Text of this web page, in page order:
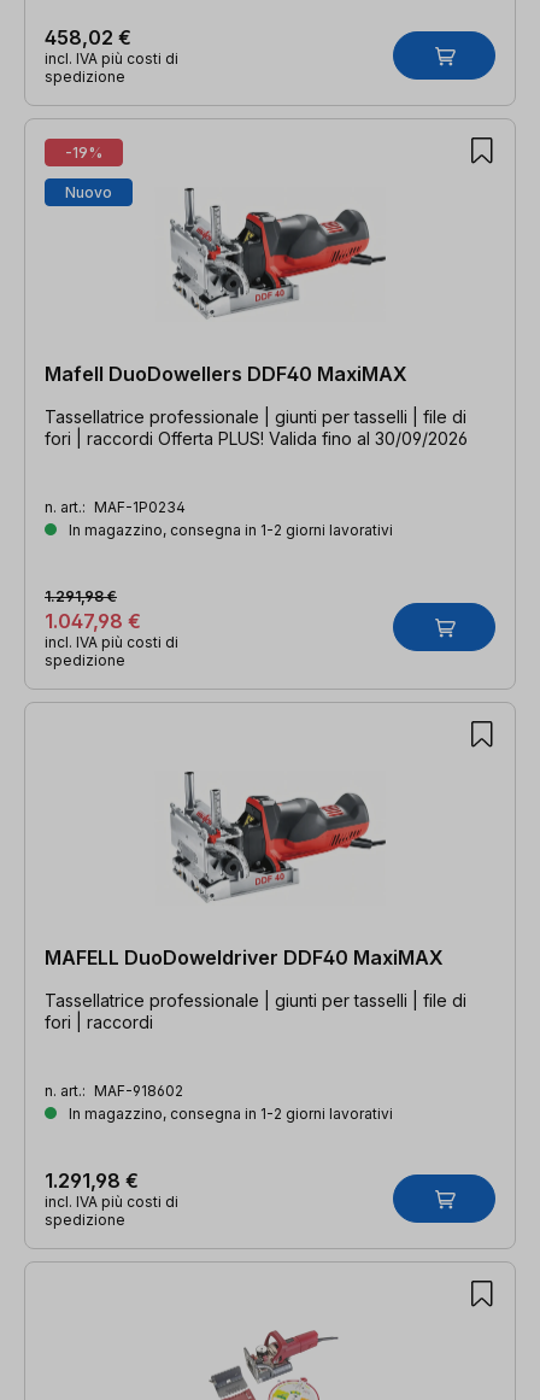
458,02 €
incl. IVA più costi di
spedizione
-19%
Nuovo
Mafell DuoDowellers DDF40 MaxiMAX
Tassellatrice professionale | giunti per tasselli | file di
fori | raccordi Offerta PLUS! Valida fino al 30/09/2026
n. art.: MAF-1P0234
In magazzino, consegna in 1-2 giorni lavorativi
1.047,98 €
1.291,98 €
incl. IVA più costi di
spedizione
MAFELL DuoDoweldriver DDF40 MaxiMAX
Tassellatrice professionale | giunti per tasselli | file di
fori | raccordi
n. art.: MAF-918602
In magazzino, consegna in 1-2 giorni lavorativi
1.291,98 €
incl. IVA più costi di
spedizione